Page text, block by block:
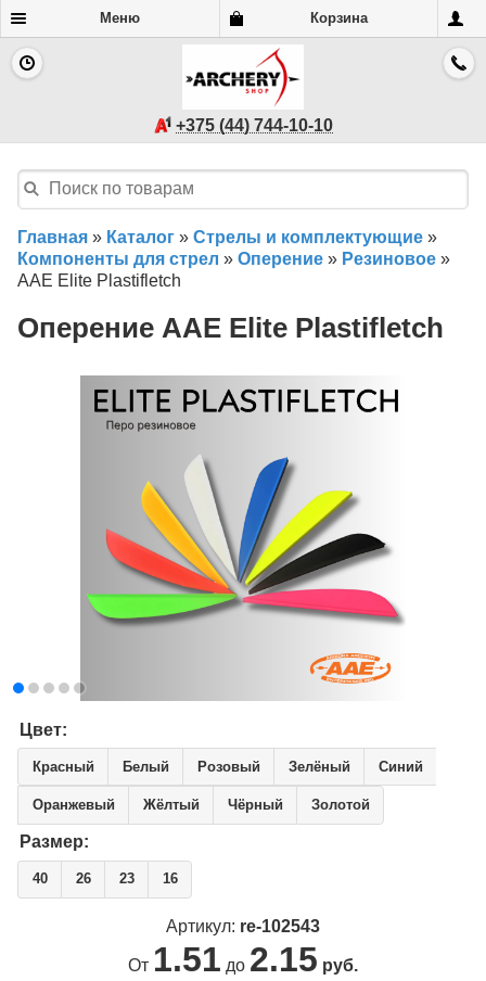
Меню Корзина
+375 (44) 744-10-10
Главная » Каталог » Стрелы и комплектующие »
Компоненты для стрел » Оперение » Резиновое »
AAE Elite Plastifletch
Оперение AAE Elite Plastifletch
Цвет:
Красный Белый Розовый Зелёный Синий
Оранжевый Жёлтый Чёрный Золотой
Размер:
40 26 23 16
Артикул: re-102543
От 1.51 до 2.15 руб.